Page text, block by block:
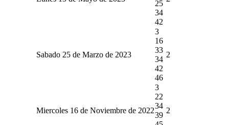
25
34
42
Sabado 25 de Marzo de 2023
3
16
33
34
42
46
2
Miercoles 16 de Noviembre de 2022
3
22
34
39
2